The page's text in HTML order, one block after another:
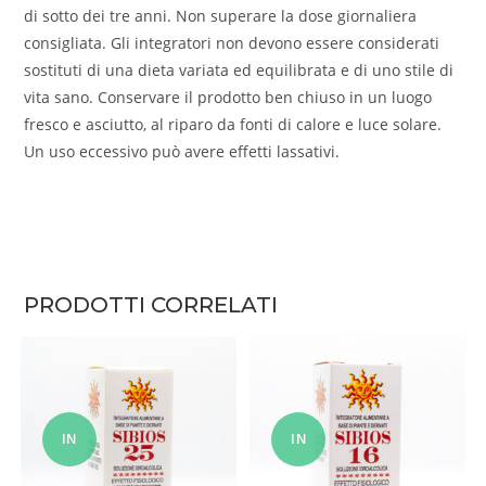
di sotto dei tre anni. Non superare la dose giornaliera
consigliata. Gli integratori non devono essere considerati
sostituti di una dieta variata ed equilibrata e di uno stile di
vita sano. Conservare il prodotto ben chiuso in un luogo
fresco e asciutto, al riparo da fonti di calore e luce solare.
Un uso eccessivo può avere effetti lassativi.
PRODOTTI CORRELATI
IN IN